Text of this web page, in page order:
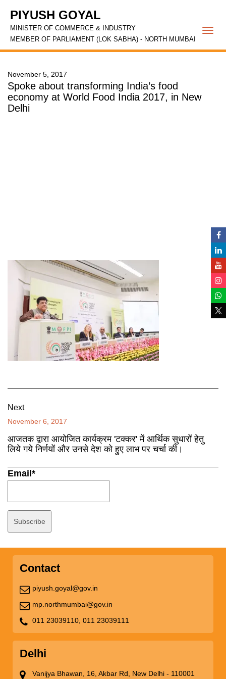
PIYUSH GOYAL
MINISTER OF COMMERCE & INDUSTRY
MEMBER OF PARLIAMENT (LOK SABHA) - NORTH MUMBAI
November 5, 2017
Spoke about transforming India’s food
economy at World Food India 2017, in New
Delhi
Next
November 6, 2017
आजतक द्वारा आयोजित कार्यक्रम 'टक्कर' में आर्थिक सुधारों हेतु
लिये गये निर्णयों और उनसे देश को हुए लाभ पर चर्चा की।
Email*
Contact
piyush.goyal@gov.in
mp.northmumbai@gov.in
011 23039110, 011 23039111
Delhi
Vanijya Bhawan, 16, Akbar Rd, New Delhi - 110001